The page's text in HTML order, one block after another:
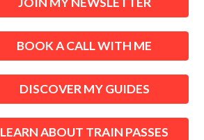
BOOK A CALL WITH ME
DISCOVER MY GUIDES
LEARN ABOUT TRAIN PASSES